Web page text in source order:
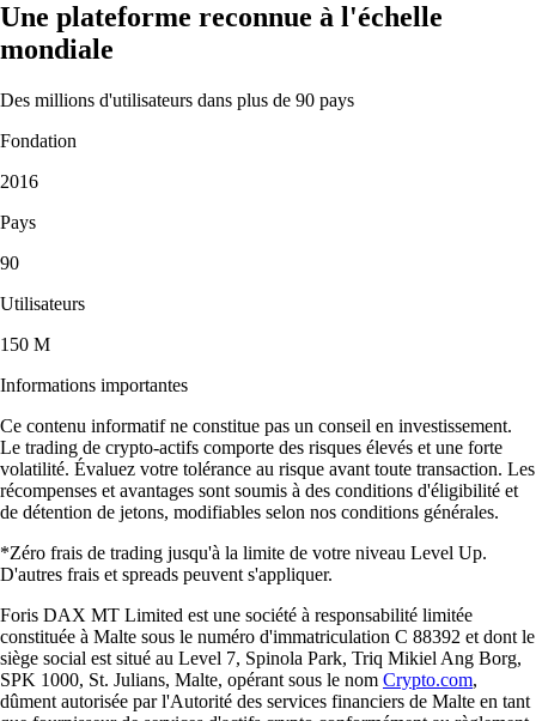
Une plateforme reconnue à l'échelle
mondiale
Des millions d'utilisateurs dans plus de 90 pays
Fondation
2016
Pays
90
Utilisateurs
150 M
Informations importantes
Ce contenu informatif ne constitue pas un conseil en investissement.
Le trading de crypto-actifs comporte des risques élevés et une forte
volatilité. Évaluez votre tolérance au risque avant toute transaction. Les
récompenses et avantages sont soumis à des conditions d'éligibilité et
de détention de jetons, modifiables selon nos conditions générales.
*Zéro frais de trading jusqu'à la limite de votre niveau Level Up.
D'autres frais et spreads peuvent s'appliquer.
Foris DAX MT Limited est une société à responsabilité limitée
constituée à Malte sous le numéro d'immatriculation C 88392 et dont le
siège social est situé au Level 7, Spinola Park, Triq Mikiel Ang Borg,
SPK 1000, St. Julians, Malte, opérant sous le nom Crypto.com,
dûment autorisée par l'Autorité des services financiers de Malte en tant